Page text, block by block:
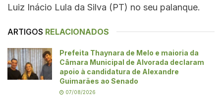
Luiz Inácio Lula da Silva (PT) no seu palanque.
ARTIGOS RELACIONADOS
Prefeita Thaynara de Melo e maioria da
Câmara Municipal de Alvorada declaram
apoio à candidatura de Alexandre
Guimarães ao Senado
07/08/2026